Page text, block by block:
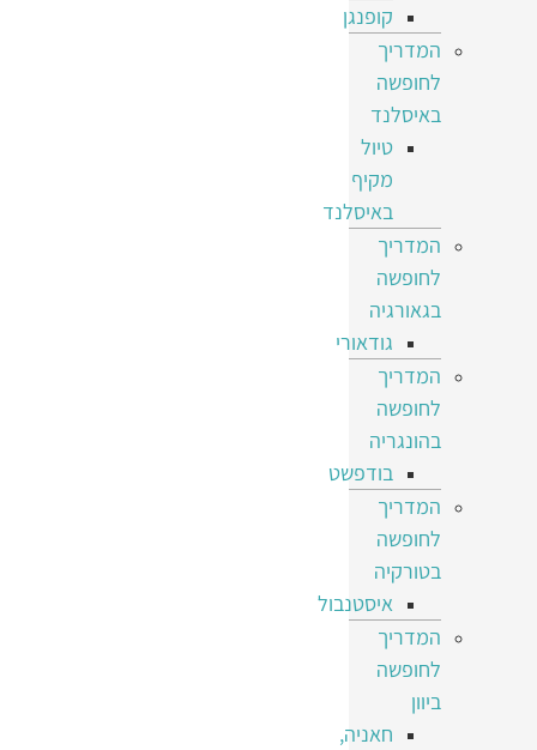
קופנגן
המדריך
לחופשה
באיסלנד
טיול
מקיף
באיסלנד
המדריך
לחופשה
בגאורגיה
גודאורי
המדריך
לחופשה
בהונגריה
בודפשט
המדריך
לחופשה
בטורקיה
איסטנבול
המדריך
לחופשה
ביוון
חאניה,